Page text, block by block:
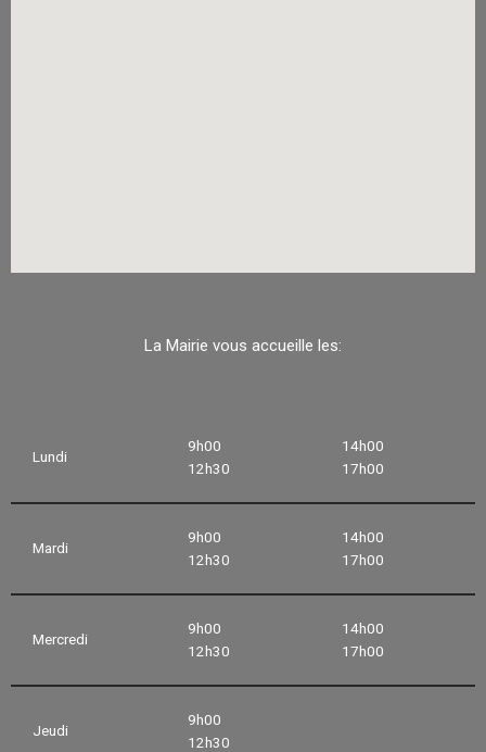
La Mairie vous accueille les:
Lundi
9h00
12h30
14h00
17h00
Mardi
9h00
12h30
14h00
17h00
Mercredi
9h00
12h30
14h00
17h00
Jeudi
9h00
12h30